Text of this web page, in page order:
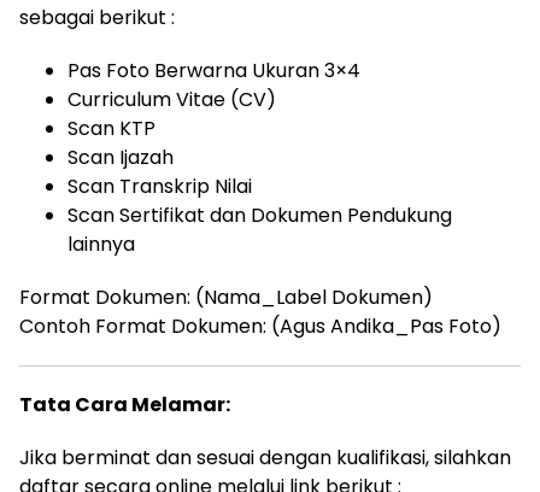
sebagai berikut :
Pas Foto Berwarna Ukuran 3×4
Curriculum Vitae (CV)
Scan KTP
Scan Ijazah
Scan Transkrip Nilai
Scan Sertifikat dan Dokumen Pendukung
lainnya
Format Dokumen: (Nama_Label Dokumen)
Contoh Format Dokumen: (Agus Andika_Pas Foto)
Tata Cara Melamar:
Jika berminat dan sesuai dengan kualifikasi, silahkan